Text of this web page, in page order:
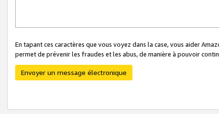
En tapant ces caractères que vous voyez dans la case, vous aider
permet de prévenir les fraudes et les abus, de manière à pouvoir
Envoyer un message électronique